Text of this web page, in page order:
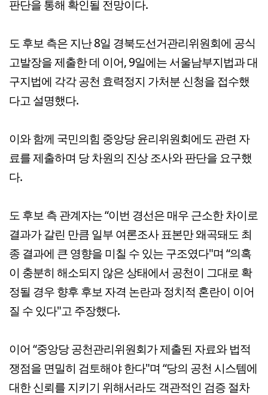
판단을 통해 확인될 전망이다.
도 후보 측은 지난 8일 경북도선거관리위원회에 공식
고발장을 제출한 데 이어, 9일에는 서울남부지법과 대
구지법에 각각 공천 효력정지 가처분 신청을 접수했
다고 설명했다.
이와 함께 국민의힘 중앙당 윤리위원회에도 관련 자
료를 제출하며 당 차원의 진상 조사와 판단을 요구했
다.
도 후보 측 관계자는 “이번 경선은 매우 근소한 차이로
결과가 갈린 만큼 일부 여론조사 표본만 왜곡돼도 최
종 결과에 큰 영향을 미칠 수 있는 구조였다"며 “의혹
이 충분히 해소되지 않은 상태에서 공천이 그대로 확
정될 경우 향후 후보 자격 논란과 정치적 혼란이 이어
질 수 있다"고 주장했다.
이어 “중앙당 공천관리위원회가 제출된 자료와 법적
쟁점을 면밀히 검토해야 한다"며 “당의 공천 시스템에
대한 신뢰를 지키기 위해서라도 객관적인 검증 절차